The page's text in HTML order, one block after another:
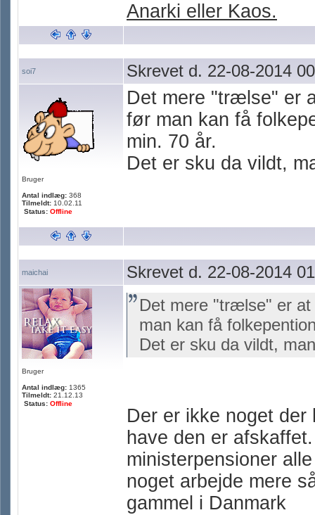
Anarki eller Kaos.
soi7 Skrevet d. 22-08-2014
Bruger
Antal indlæg: 368
Tilmeldt: 10.02.11
Status: Offline
Det mere "trælse" er
før man kan få
min. 70 år.
Det er sku da vildt,
maichai Skrevet d. 22-08-2014
Bruger
Antal indlæg: 1365
Tilmeldt: 21.12.13
Status: Offline
Det mere "trælse" er at
man kan få
Det er sku da vildt,
Der er ikke noget
have den er
ministerpensioner
noget arbejde mere
gammel i Danmark